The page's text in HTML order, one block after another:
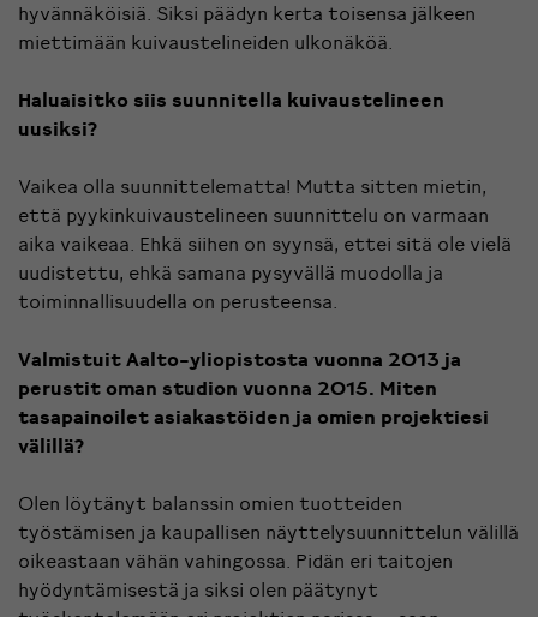
hyvännäköisiä. Siksi päädyn kerta toisensa jälkeen
miettimään kuivaustelineiden ulkonäköä.
Haluaisitko siis suunnitella kuivaustelineen
uusiksi?
Vaikea olla suunnittelematta! Mutta sitten mietin,
että pyykinkuivaustelineen suunnittelu on varmaan
aika vaikeaa. Ehkä siihen on syynsä, ettei sitä ole vielä
uudistettu, ehkä samana pysyvällä muodolla ja
toiminnallisuudella on perusteensa.
Valmistuit Aalto-yliopistosta vuonna 2013 ja
perustit oman studion vuonna 2015. Miten
tasapainoilet asiakastöiden ja omien projektiesi
välillä?
Olen löytänyt balanssin omien tuotteiden
työstämisen ja kaupallisen näyttelysuunnittelun välillä
oikeastaan vähän vahingossa. Pidän eri taitojen
hyödyntämisestä ja siksi olen päätynyt